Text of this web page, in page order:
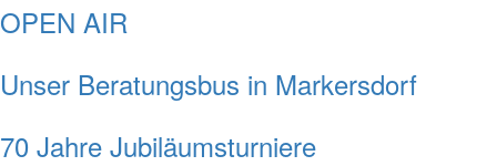
OPEN AIR
Unser Beratungsbus in Markersdorf
70 Jahre Jubiläumsturniere